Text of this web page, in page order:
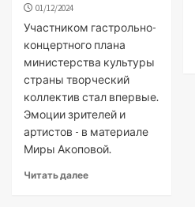
01/12/2024
Участником гастрольно-
концертного плана
министерства культуры
страны творческий
коллектив стал впервые.
Эмоции зрителей и
артистов - в материале
Миры Акоповой.
Читать далее